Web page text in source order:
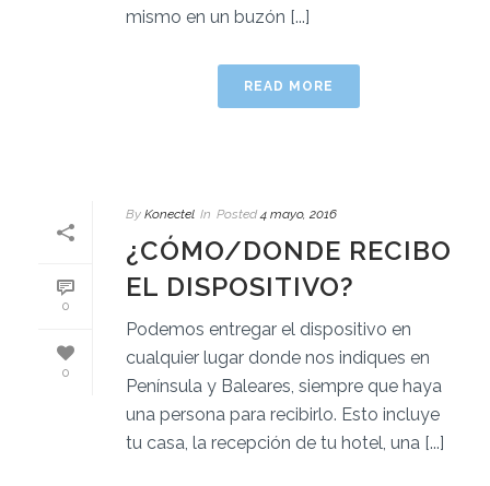
mismo en un buzón [...]
READ MORE
0
0
By Konectel In Posted 4 mayo, 2016
¿CÓMO/DONDE RECIBO
EL DISPOSITIVO?
Podemos entregar el dispositivo en
cualquier lugar donde nos indiques en
Península y Baleares, siempre que haya
una persona para recibirlo. Esto incluye
tu casa, la recepción de tu hotel, una [...]